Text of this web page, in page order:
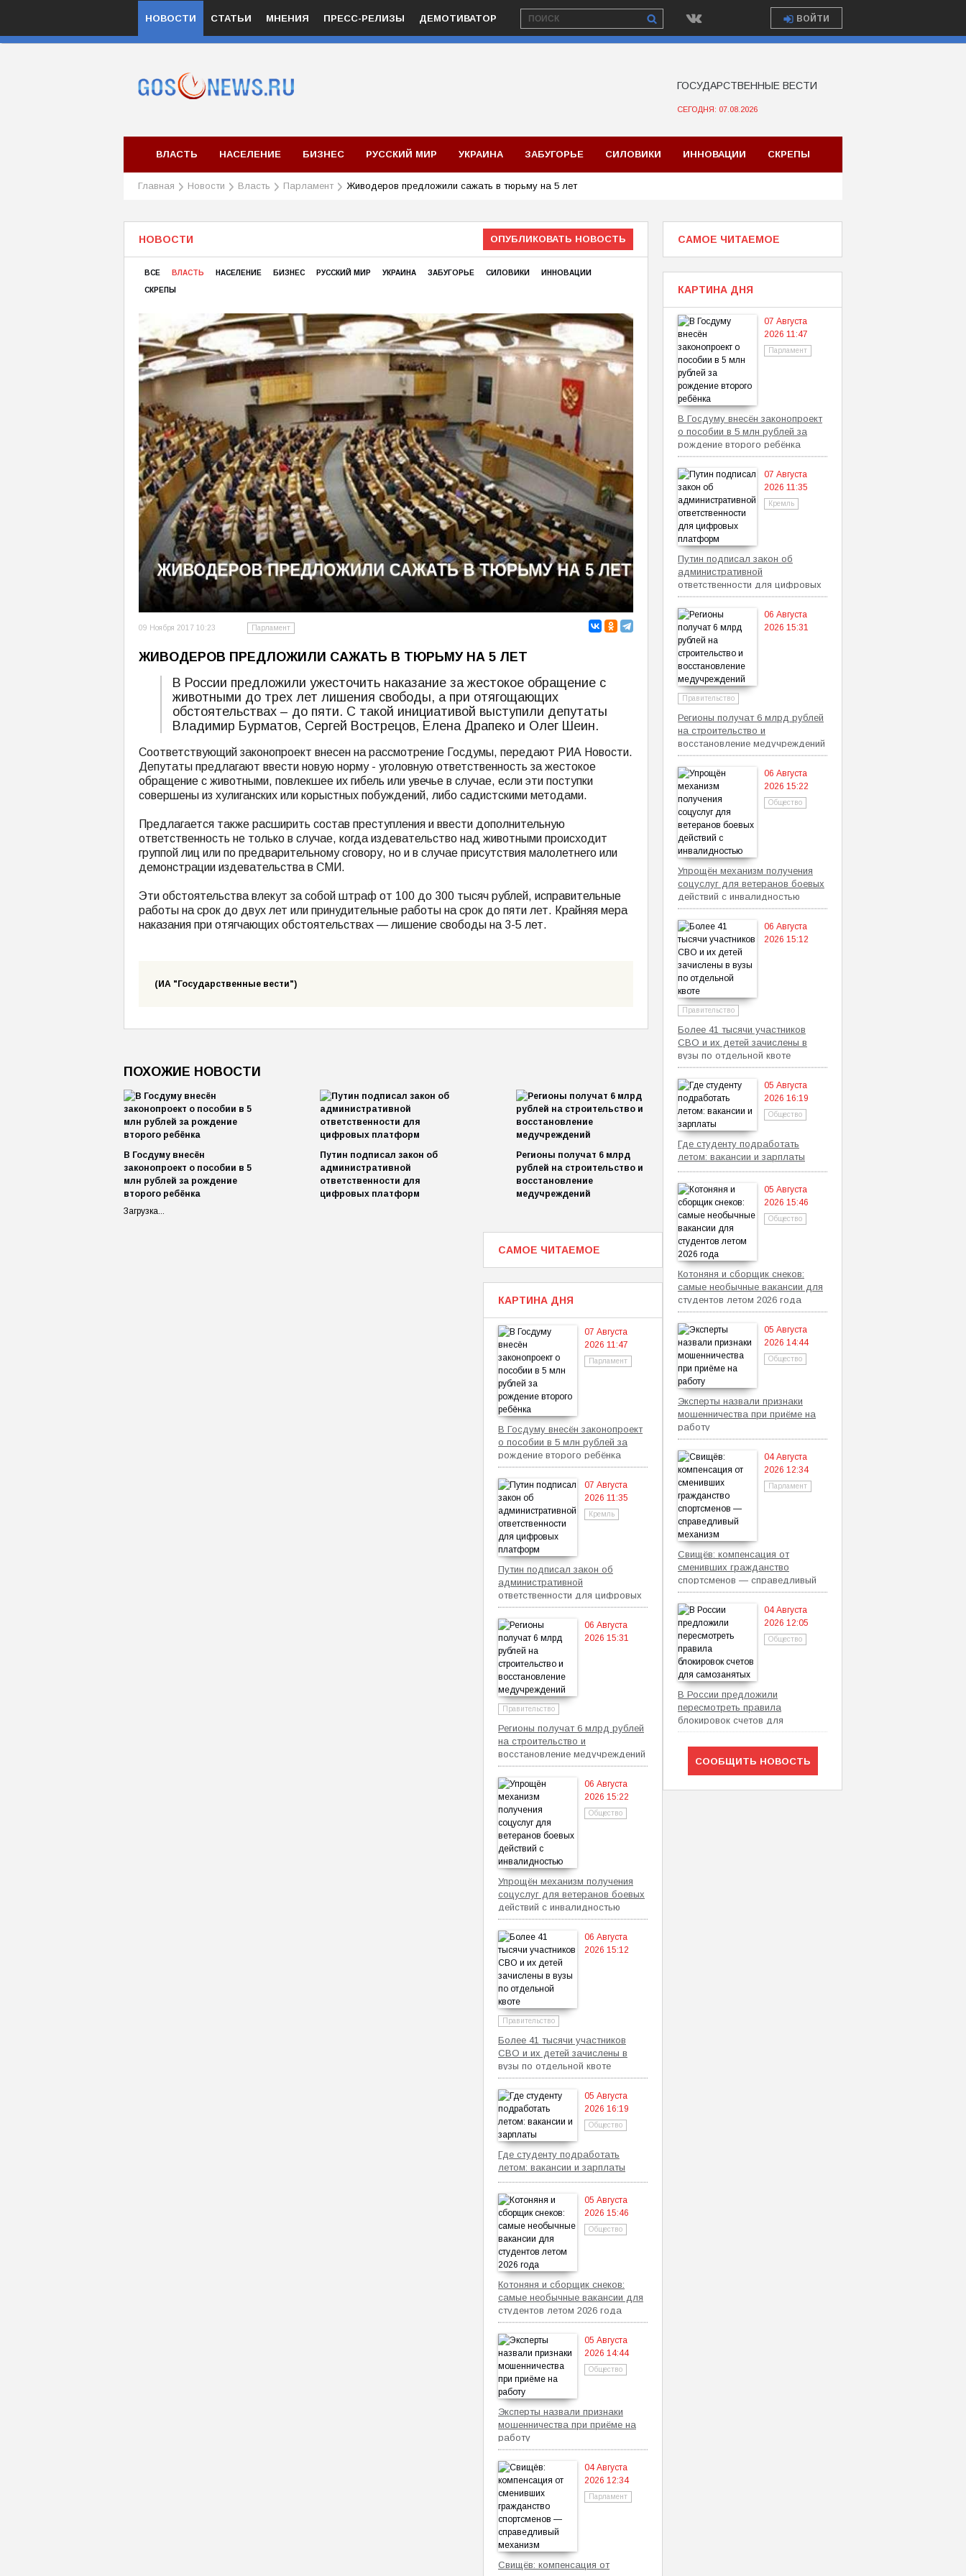
ВОЙТИ
НОВОСТИ СТАТЬИ МНЕНИЯ ПРЕСС-РЕЛИЗЫ ДЕМОТИВАТОР
ГОСУДАРСТВЕННЫЕ ВЕСТИ
СЕГОДНЯ: 07.08.2026
ВЛАСТЬ НАСЕЛЕНИЕ БИЗНЕС РУССКИЙ МИР УКРАИНА ЗАБУГОРЬЕ СИЛОВИКИ ИННОВАЦИИ СКРЕПЫ
Главная Новости Власть Парламент Живодеров предложили сажать в тюрьму на 5 лет
ОПУБЛИКОВАТЬ НОВОСТЬ
НОВОСТИ
ВСЕ ВЛАСТЬ НАСЕЛЕНИЕ БИЗНЕС РУССКИЙ МИР УКРАИНА ЗАБУГОРЬЕ СИЛОВИКИ ИННОВАЦИИ
СКРЕПЫ
09 Ноября 2017 10:23 Парламент
ЖИВОДЕРОВ ПРЕДЛОЖИЛИ САЖАТЬ В ТЮРЬМУ НА 5 ЛЕТ
В России предложили ужесточить наказание за жестокое обращение с
животными до трех лет лишения свободы, а при отягощающих
обстоятельствах – до пяти. С такой инициативой выступили депутаты
Владимир Бурматов, Сергей Вострецов, Елена Драпеко и Олег Шеин.
Соответствующий законопроект внесен на рассмотрение Госдумы, передают РИА Новости.
Депутаты предлагают ввести новую норму - уголовную ответственность за жестокое
обращение с животными, повлекшее их гибель или увечье в случае, если эти поступки
совершены из хулиганских или корыстных побуждений, либо садистскими методами.
Предлагается также расширить состав преступления и ввести дополнительную
ответственность не только в случае, когда издевательство над животными происходит
группой лиц или по предварительному сговору, но и в случае присутствия малолетнего или
демонстрации издевательства в СМИ.
Эти обстоятельства влекут за собой штраф от 100 до 300 тысяч рублей, исправительные
работы на срок до двух лет или принудительные работы на срок до пяти лет. Крайняя мера
наказания при отягчающих обстоятельствах — лишение свободы на 3-5 лет.
(ИА "Государственные вести")
ПОХОЖИЕ НОВОСТИ
В Госдуму внесён
законопроект о пособии в 5
млн рублей за рождение
второго ребёнка
Путин подписал закон об
административной
ответственности для
цифровых платформ
Регионы получат 6 млрд
рублей на строительство и
восстановление
медучреждений
Загрузка...
САМОЕ ЧИТАЕМОЕ
КАРТИНА ДНЯ
07 Августа
2026 11:47
Парламент
В Госдуму внесён законопроект
о пособии в 5 млн рублей за
рождение второго ребёнка
07 Августа
2026 11:35
Кремль
Путин подписал закон об
административной
ответственности для цифровых
платформ
06 Августа
2026 15:31
Правительство
Регионы получат 6 млрд рублей
на строительство и
восстановление медучреждений
06 Августа
2026 15:22
Общество
Упрощён механизм получения
соцуслуг для ветеранов боевых
действий с инвалидностью
06 Августа
2026 15:12
Правительство
Более 41 тысячи участников
СВО и их детей зачислены в
вузы по отдельной квоте
05 Августа
2026 16:19
Общество
Где студенту подработать
летом: вакансии и зарплаты
05 Августа
2026 15:46
Общество
Котоняня и сборщик снеков:
самые необычные вакансии для
студентов летом 2026 года
05 Августа
2026 14:44
Общество
Эксперты назвали признаки
мошенничества при приёме на
работу
04 Августа
2026 12:34
Парламент
Свищёв: компенсация от
сменивших гражданство
спортсменов — справедливый
механизм
04 Августа
2026 12:05
Общество
В России предложили
пересмотреть правила
блокировок счетов для
самозанятых
СООБЩИТЬ НОВОСТЬ
САМОЕ ЧИТАЕМОЕ
КАРТИНА ДНЯ
07 Августа
2026 11:47
Парламент
В Госдуму внесён законопроект
о пособии в 5 млн рублей за
рождение второго ребёнка
07 Августа
2026 11:35
Кремль
Путин подписал закон об
административной
ответственности для цифровых
платформ
06 Августа
2026 15:31
Правительство
Регионы получат 6 млрд рублей
на строительство и
восстановление медучреждений
06 Августа
2026 15:22
Общество
Упрощён механизм получения
соцуслуг для ветеранов боевых
действий с инвалидностью
06 Августа
2026 15:12
Правительство
Более 41 тысячи участников
СВО и их детей зачислены в
вузы по отдельной квоте
05 Августа
2026 16:19
Общество
Где студенту подработать
летом: вакансии и зарплаты
05 Августа
2026 15:46
Общество
Котоняня и сборщик снеков:
самые необычные вакансии для
студентов летом 2026 года
05 Августа
2026 14:44
Общество
Эксперты назвали признаки
мошенничества при приёме на
работу
04 Августа
2026 12:34
Парламент
Свищёв: компенсация от